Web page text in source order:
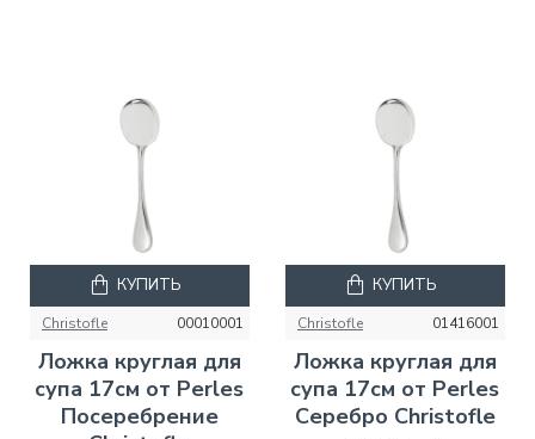
Christofle 00010001
Ложка круглая для
супа 17см от Perles
Посеребрение
КУПИТЬ
Christofle 01416001
Ложка круглая для
супа 17см от Perles
Серебро Christofle
КУПИТЬ